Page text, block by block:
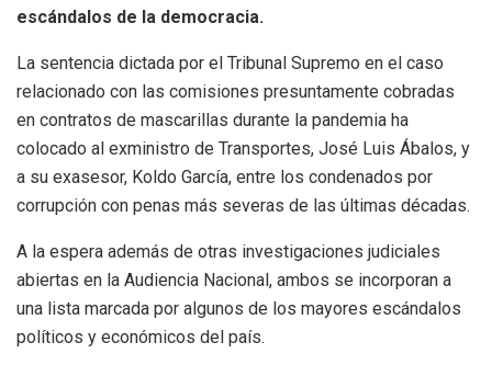
escándalos de la democracia.
La sentencia dictada por el Tribunal Supremo en el caso
relacionado con las comisiones presuntamente cobradas
en contratos de mascarillas durante la pandemia ha
colocado al exministro de Transportes, José Luis Ábalos, y
a su exasesor, Koldo García, entre los condenados por
corrupción con penas más severas de las últimas décadas.
A la espera además de otras investigaciones judiciales
abiertas en la Audiencia Nacional, ambos se incorporan a
una lista marcada por algunos de los mayores escándalos
políticos y económicos del país.